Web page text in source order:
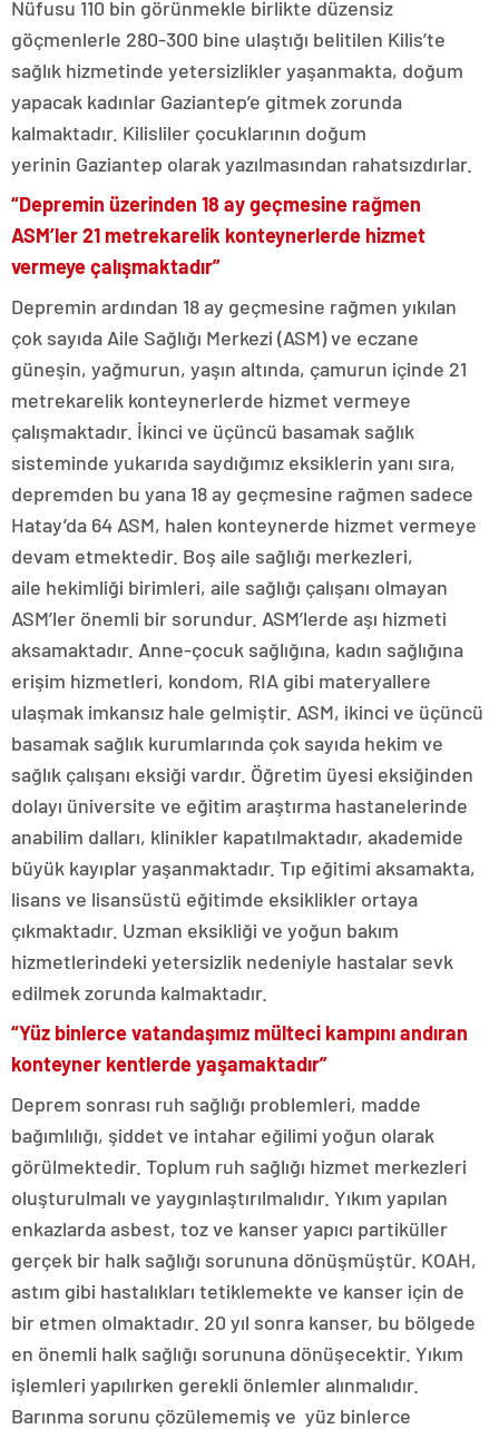
Nüfusu 110 bin görünmekle birlikte düzensiz
göçmenlerle 280-300 bine ulaştığı belitilen Kilis’te
sağlık hizmetinde yetersizlikler yaşanmakta, doğum
yapacak kadınlar Gaziantep’e gitmek zorunda
kalmaktadır. Kilisliler çocuklarının doğum
yerinin Gaziantep olarak yazılmasından rahatsızdırlar.
“Depremin üzerinden 18 ay geçmesine rağmen
ASM’ler 21 metrekarelik konteynerlerde hizmet
vermeye çalışmaktadır”
Depremin ardından 18 ay geçmesine rağmen yıkılan
çok sayıda Aile Sağlığı Merkezi (ASM) ve eczane
güneşin, yağmurun, yaşın altında, çamurun içinde 21
metrekarelik konteynerlerde hizmet vermeye
çalışmaktadır. İkinci ve üçüncü basamak sağlık
sisteminde yukarıda saydığımız eksiklerin yanı sıra,
depremden bu yana 18 ay geçmesine rağmen sadece
Hatay’da 64 ASM, halen konteynerde hizmet vermeye
devam etmektedir. Boş aile sağlığı merkezleri,
aile hekimliği birimleri, aile sağlığı çalışanı olmayan
ASM’ler önemli bir sorundur. ASM’lerde aşı hizmeti
aksamaktadır. Anne-çocuk sağlığına, kadın sağlığına
erişim hizmetleri, kondom, RIA gibi materyallere
ulaşmak imkansız hale gelmiştir. ASM, ikinci ve üçüncü
basamak sağlık kurumlarında çok sayıda hekim ve
sağlık çalışanı eksiği vardır. Öğretim üyesi eksiğinden
dolayı üniversite ve eğitim araştırma hastanelerinde
anabilim dalları, klinikler kapatılmaktadır, akademide
büyük kayıplar yaşanmaktadır. Tıp eğitimi aksamakta,
lisans ve lisansüstü eğitimde eksiklikler ortaya
çıkmaktadır. Uzman eksikliği ve yoğun bakım
hizmetlerindeki yetersizlik nedeniyle hastalar sevk
edilmek zorunda kalmaktadır.
“Yüz binlerce vatandaşımız mülteci kampını andıran
konteyner kentlerde yaşamaktadır”
Deprem sonrası ruh sağlığı problemleri, madde
bağımlılığı, şiddet ve intahar eğilimi yoğun olarak
görülmektedir. Toplum ruh sağlığı hizmet merkezleri
oluşturulmalı ve yaygınlaştırılmalıdır. Yıkım yapılan
enkazlarda asbest, toz ve kanser yapıcı partiküller
gerçek bir halk sağlığı sorununa dönüşmüştür. KOAH,
astım gibi hastalıkları tetiklemekte ve kanser için de
bir etmen olmaktadır. 20 yıl sonra kanser, bu bölgede
en önemli halk sağlığı sorununa dönüşecektir. Yıkım
işlemleri yapılırken gerekli önlemler alınmalıdır.
Barınma sorunu çözülememiş ve yüz binlerce